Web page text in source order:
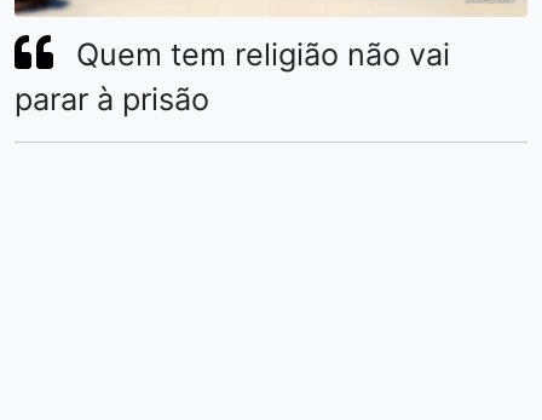
Quem tem religião não vai
parar à prisão